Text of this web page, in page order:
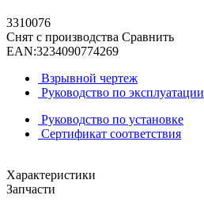
3310076
Снят с производства Сравнить
EAN:3234090774269
Взрывной чертеж
Руководство по эксплуатации
Руководство по установке
Сертификат соответствия
Характеристики
Запчасти